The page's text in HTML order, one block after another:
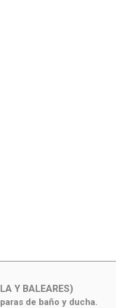
Y BALEARES)
de baño y ducha.